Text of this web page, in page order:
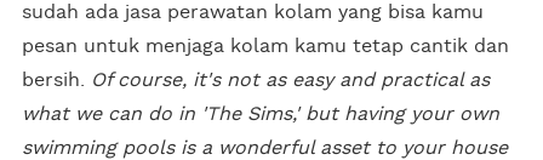
sudah ada jasa perawatan kolam yang bisa kamu
pesan untuk menjaga kolam kamu tetap cantik dan
bersih.
Of course, it's not as easy and practical as
what we can do in 'The Sims,' but having your own
swimming pools is a wonderful asset to your house